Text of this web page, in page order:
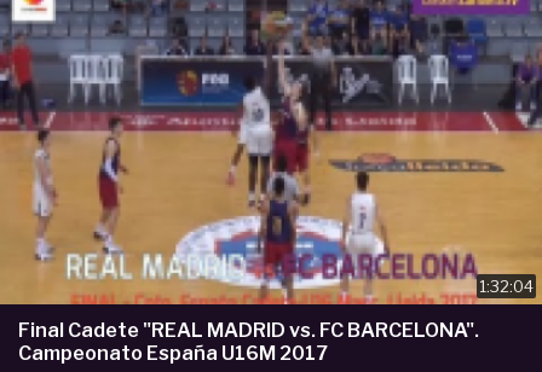
1:32:04
Final Cadete "REAL MADRID vs. FC BARCELONA".
Campeonato España U16M 2017